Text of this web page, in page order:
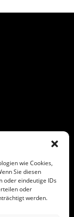
wie Cookies,
Sie diesen
oder eindeutige IDs
oder
werden.